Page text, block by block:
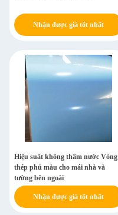
Nhận được giá tốt nhất
Hiệu suất không thấm nước Vòng
thép phủ màu cho mái nhà và
tường bên ngoài
Nhận được giá tốt nhất